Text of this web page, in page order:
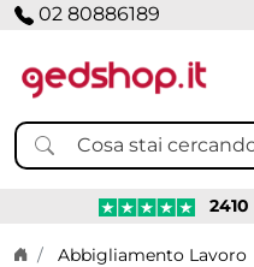
02 80886189
2410
Home page
Abbigliamento Lavoro